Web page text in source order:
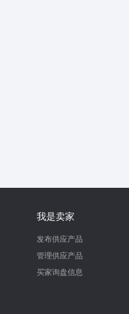
我是卖家
发布供应产品
管理供应产品
买家询盘信息